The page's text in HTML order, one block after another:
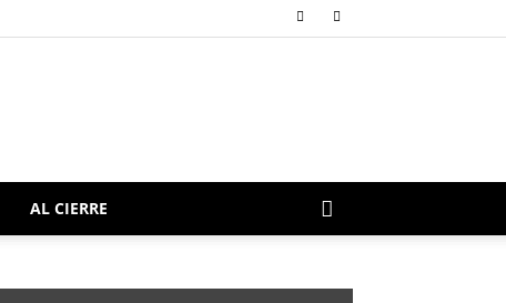
AL CIERRE